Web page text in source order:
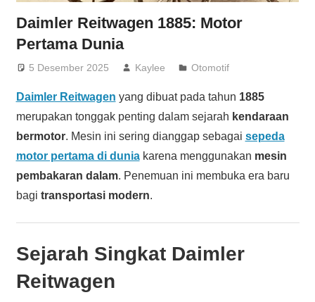
Daimler Reitwagen 1885: Motor
Pertama Dunia
5 Desember 2025 Kaylee Otomotif
Daimler Reitwagen yang dibuat pada tahun 1885
merupakan tonggak penting dalam sejarah kendaraan
bermotor. Mesin ini sering dianggap sebagai sepeda
motor pertama di duniakarena menggunakan mesin
pembakaran dalam. Penemuan ini membuka era baru
bagi transportasi modern.
Sejarah Singkat Daimler
Reitwagen